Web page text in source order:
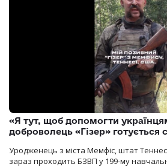
«Я тут, щоб допомогти
доброволець «Гізер» готується
Уродженець з міста Мемфіс, штат
зараз проходить БЗВП у 199-му